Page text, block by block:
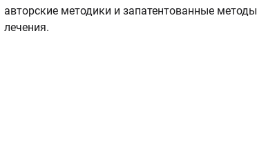
авторские методики и запатентованные методы
лечения.